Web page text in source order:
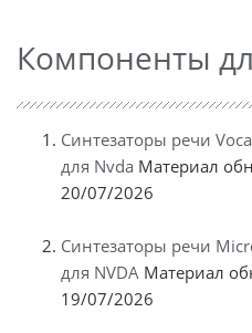
Компоненты
Синтезаторы речи
для Nvda Материал
20/07/2026
Синтезаторы речи
для NVDA Материал
19/07/2026